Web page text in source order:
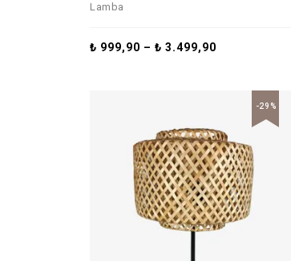
Lamba
₺ 999,90 – ₺ 3.499,90
-29%